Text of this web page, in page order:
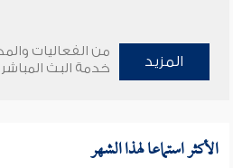
المزيد
من الفعاليات
خدمة البث المباشر
الأكثر استماعا لهذا الشهر